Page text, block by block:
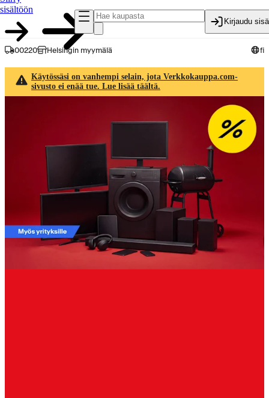
sisältöön
Kirjaudu
00220 Helsingin myymälä fi
Käytössäsi on vanhempi selain, jota Verkkokauppa.com-
sivusto ei enää tue. Lue lisää täältä.